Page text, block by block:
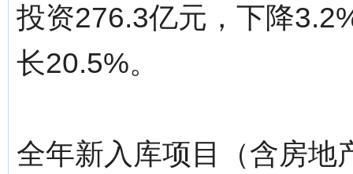
投资276.3亿元，下降
长20.5%。
全年新入库项目（含房地